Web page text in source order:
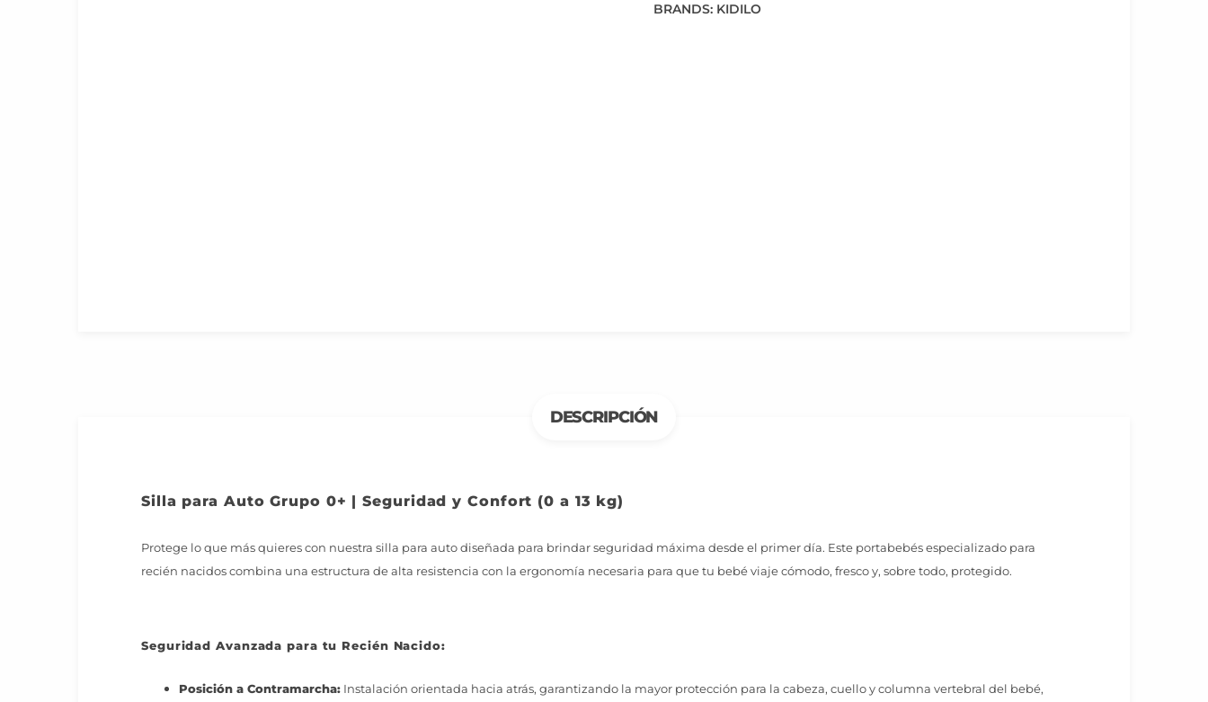
BRANDS: KIDILO
DESCRIPCIÓN
Silla para Auto Grupo 0+ | Seguridad y Confort (0 a 13 kg)
Protege lo que más quieres con nuestra silla para auto diseñada para brindar seguridad máxima desde el primer día. Este portabebés especializado para
recién nacidos combina una estructura de alta resistencia con la ergonomía necesaria para que tu bebé viaje cómodo, fresco y, sobre todo, protegido.
Seguridad Avanzada para tu Recién Nacido:
Posición a Contramarcha: Instalación orientada hacia atrás, garantizando la mayor protección para la cabeza, cuello y columna vertebral del bebé,